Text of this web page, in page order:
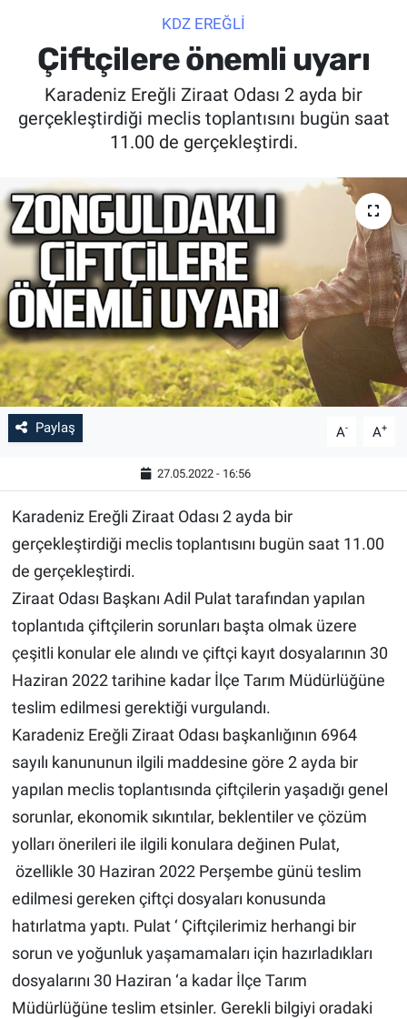
KDZ EREĞLİ
Çiftçilere önemli uyarı
Karadeniz Ereğli Ziraat Odası 2 ayda bir
gerçekleştirdiği meclis toplantısını bugün saat
11.00 de gerçekleştirdi.
Paylaş A- A+
27.05.2022 - 16:56
Karadeniz Ereğli Ziraat Odası 2 ayda bir
gerçekleştirdiği meclis toplantısını bugün saat 11.00
de gerçekleştirdi.
Ziraat Odası Başkanı Adil Pulat tarafından yapılan
toplantıda çiftçilerin sorunları başta olmak üzere
çeşitli konular ele alındı ve çiftçi kayıt dosyalarının 30
Haziran 2022 tarihine kadar İlçe Tarım Müdürlüğüne
teslim edilmesi gerektiği vurgulandı.
Karadeniz Ereğli Ziraat Odası başkanlığının 6964
sayılı kanununun ilgili maddesine göre 2 ayda bir
yapılan meclis toplantısında çiftçilerin yaşadığı genel
sorunlar, ekonomik sıkıntılar, beklentiler ve çözüm
yolları önerileri ile ilgili konulara değinen Pulat,
özellikle 30 Haziran 2022 Perşembe günü teslim
edilmesi gereken çiftçi dosyaları konusunda
hatırlatma yaptı. Pulat ‘ Çiftçilerimiz herhangi bir
sorun ve yoğunluk yaşamamaları için hazırladıkları
dosyalarını 30 Haziran ‘a kadar İlçe Tarım
Müdürlüğüne teslim etsinler. Gerekli bilgiyi oradaki
SPOR
SAĞLIK